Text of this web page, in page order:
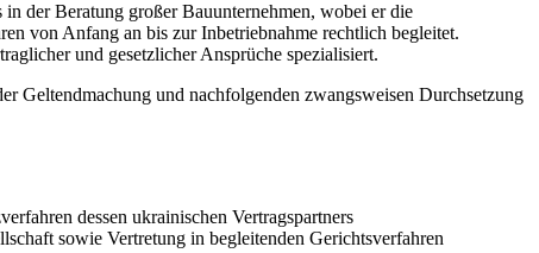
der Beratung großer Bauunternehmen, wobei er die
von Anfang an bis zur Inbetriebnahme rechtlich begleitet.
und gesetzlicher Ansprüche spezialisiert.
Geltendmachung und nachfolgenden zwangsweisen Durchsetzung
dessen ukrainischen Vertragspartners
sowie Vertretung in begleitenden Gerichtsverfahren